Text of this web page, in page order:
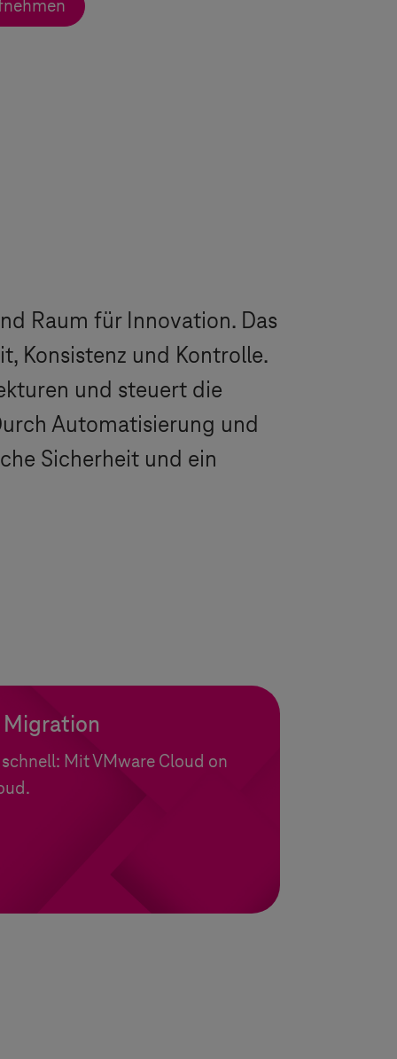
Raum für Innovation. Das
Konsistenz und Kontrolle.
und steuert die
Automatisierung und
Sicherheit und ein
Migration
Mit VMware Cloud on